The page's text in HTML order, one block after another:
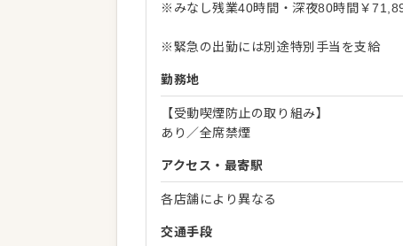
※みなし残業40時間・深夜80時間￥
※緊急の出勤には別途特別手当を支給
勤務地
【受動喫煙防止の取り組み】
あり／全席禁煙
アクセス・最寄駅
各店舗により異なる
交通手段